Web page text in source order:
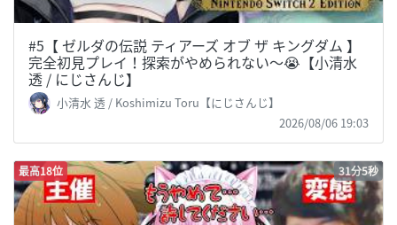
#5【 ゼルダの伝説 ティアーズ オブ ザ キングダム 】
完全初見プレイ！探索がやめられない～😭【小清水
透 / にじさんじ】
小清水 透 / Koshimizu Toru【にじさんじ】
2026/08/06 19:03
最高18位 31分5秒